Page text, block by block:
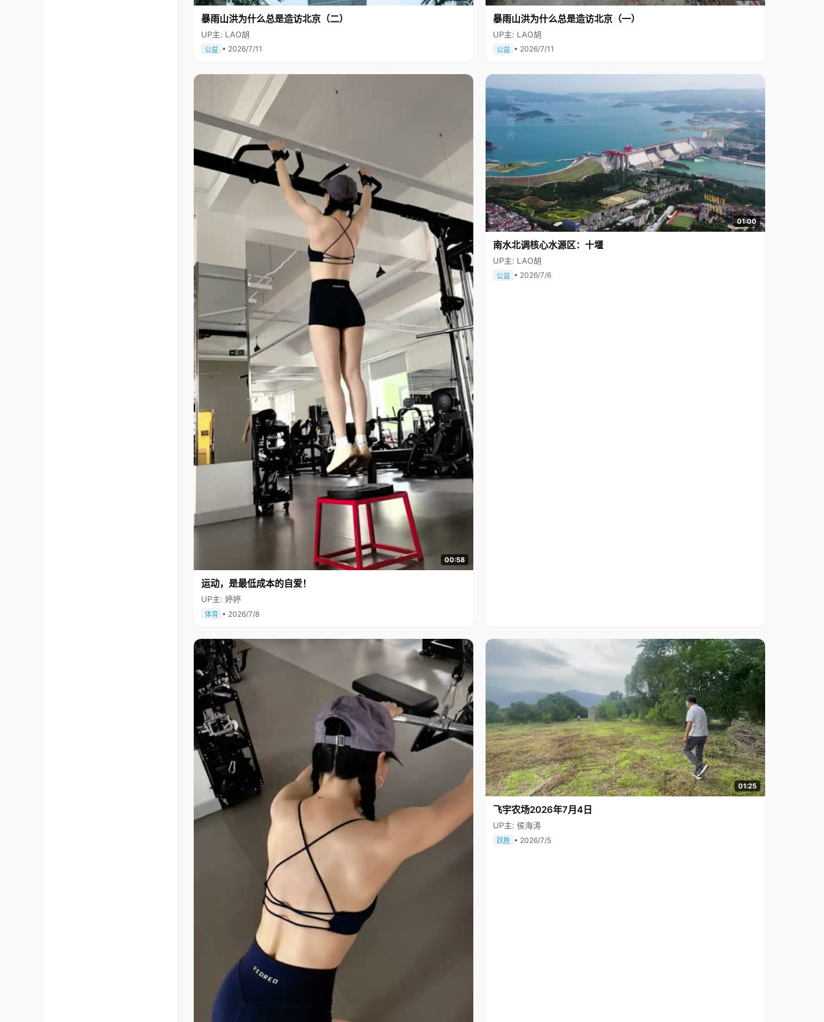
暴雨山洪为什么总是造访北京（二）
UP主: LAO胡
公益 • 2026/7/11
暴雨山洪为什么总是造访北京（一）
UP主: LAO胡
公益 • 2026/7/11
00:58
运动，是最低成本的自爱！
UP主: 婷婷
体育 • 2026/7/8
01:00
南水北调核心水源区：十堰
UP主: LAO胡
公益 • 2026/7/6
01:25
飞宇农场2026年7月4日
UP主: 侯海涛
跃胜 • 2026/7/5